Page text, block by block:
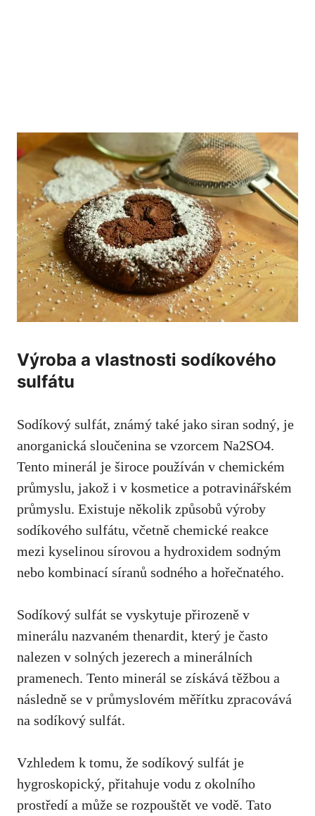
Výroba a vlastnosti sodíkového
sulfátu
Sodíkový sulfát, známý také jako‍ siran sodný, je
anorganická sloučenina se ⁣vzorcem ‍Na2SO4.
Tento minerál je široce ‍používán v chemickém
průmyslu,​ jakož‍ i v kosmetice a potravinářském
průmyslu. Existuje několik způsobů ⁣výroby
sodíkového sulfátu, včetně chemické reakce
mezi kyselinou‍ sírovou a⁢ hydroxidem sodným
nebo kombinací síranů sodného a hořečnatého.
Sodíkový⁢ sulfát se⁢ vyskytuje přirozeně v
‍minerálu⁣ nazvaném thenardit, který ​je často
nalezen v solných jezerech ⁢a⁣ minerálních⁤
pramenech. Tento minerál⁤ se​ získává těžbou‌ a⁣
následně ‍se ⁢v ‌průmyslovém měřítku zpracovává
na sodíkový sulfát.
Vzhledem k⁢ tomu, že sodíkový⁢ sulfát je
⁤hygroskopický, přitahuje​ vodu z okolního
prostředí a může se ⁢rozpouštět ve vodě. ​Tato